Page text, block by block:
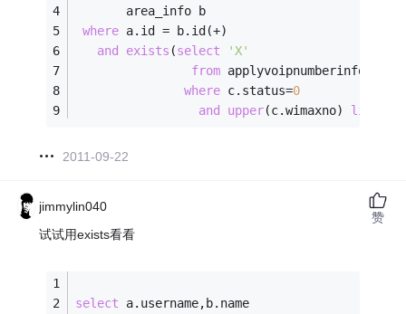
       area_info b
where a.id = b.id(+)
and
exists (select
'X'
from applyvoipnumberinfo c
where c.status=0
and
upper(c.wimaxno) like
2011-09-22
jimmylin040
试试用exists看看
select a.username,b.name
赞